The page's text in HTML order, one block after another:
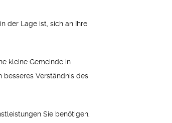
der Lage ist, sich an Ihre
kleine Gemeinde in
besseres Verständnis des
Sie benötigen,